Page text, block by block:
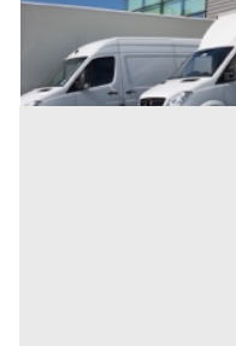
Tombolo (Padova)
Codice asta:BN555768
Asta chiusa